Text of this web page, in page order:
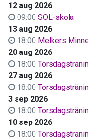
12 aug 2026
09:00 SOL-skola
13 aug 2026
18:00 Melkers
20 aug 2026
18:00
27 aug 2026
18:00
3 sep 2026
18:00
10 sep 2026
18:00